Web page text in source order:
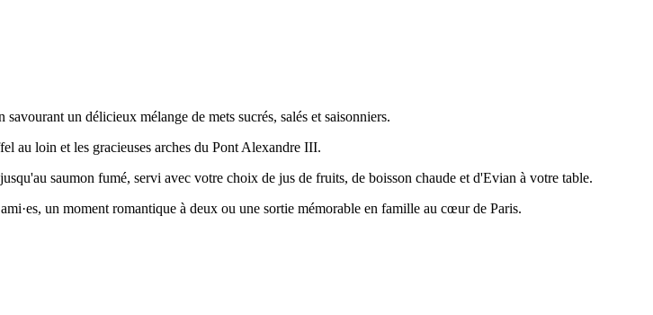
un délicieux mélange de mets sucrés, salés et saisonniers.
au loin et les gracieuses arches du Pont Alexandre III.
saumon fumé, servi avec votre choix de jus de fruits, de boisson chaude et d'Evian à votre table.
un moment romantique à deux ou une sortie mémorable en famille au cœur de Paris.